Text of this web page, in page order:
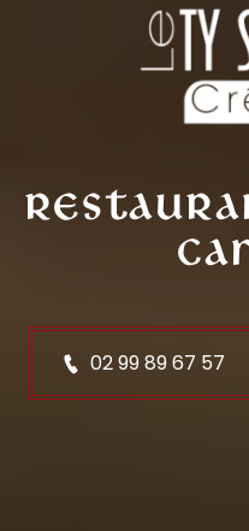
02 99 89 67 57